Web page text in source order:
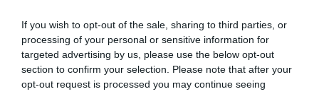
If you wish to opt-out of the sale, sharing to third parties, or
processing of your personal or sensitive information for
targeted advertising by us, please use the below opt-out
section to confirm your selection. Please note that after your
opt-out request is processed you may continue seeing
Οι ημερομηνίες του αγώνα για το 2024